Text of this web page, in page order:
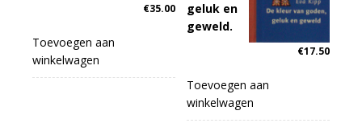
€35.00
Toevoegen aan
winkelwagen
geluk en
geweld.
€17.50
Toevoegen aan
winkelwagen